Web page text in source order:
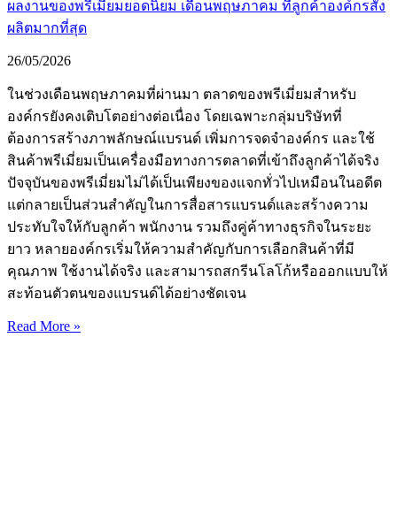
ผลงานของพรีเมี่ยมยอดนิยม เดือนพฤษภาคม ที่ลูกค้าองค์กรสั่ง
ผลิตมากที่สุด
26/05/2026
ในช่วงเดือนพฤษภาคมที่ผ่านมา ตลาดของพรีเมี่ยมสำหรับ
องค์กรยังคงเติบโตอย่างต่อเนื่อง โดยเฉพาะกลุ่มบริษัทที่
ต้องการสร้างภาพลักษณ์แบรนด์ เพิ่มการจดจำองค์กร และใช้
สินค้าพรีเมี่ยมเป็นเครื่องมือทางการตลาดที่เข้าถึงลูกค้าได้จริง
ปัจจุบันของพรีเมี่ยมไม่ได้เป็นเพียงของแจกทั่วไปเหมือนในอดีต
แต่กลายเป็นส่วนสำคัญในการสื่อสารแบรนด์และสร้างความ
ประทับใจให้กับลูกค้า พนักงาน รวมถึงคู่ค้าทางธุรกิจในระยะ
ยาว หลายองค์กรเริ่มให้ความสำคัญกับการเลือกสินค้าที่มี
คุณภาพ ใช้งานได้จริง และสามารถสกรีนโลโก้หรือออกแบบให้
สะท้อนตัวตนของแบรนด์ได้อย่างชัดเจน
Read More »